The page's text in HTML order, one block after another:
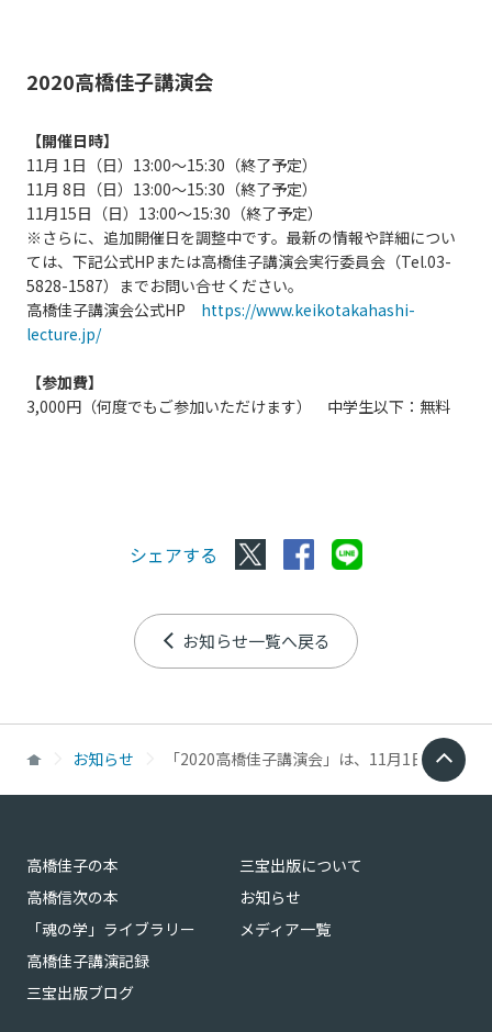
2020高橋佳子講演会
【開催日時】
11月 1日（日）13:00～15:30（終了予定）
11月 8日（日）13:00～15:30（終了予定）
11月15日（日）13:00～15:30（終了予定）
※さらに、追加開催日を調整中です。最新の情報や詳細につい
ては、下記公式HPまたは高橋佳子講演会実行委員会（Tel.03-
5828-1587）までお問い合せください。
高橋佳子講演会公式HP https://www.keikotakahashi-
lecture.jp/
【参加費】
3,000円（何度でもご参加いただけます） 中学生以下：無料
シェアする
お知らせ一覧へ戻る
お知らせ 「2020高橋佳子講演会」は、11月1日（日）
高橋佳子の本
高橋信次の本
「魂の学」ライブラリー
高橋佳子講演記録
三宝出版ブログ
三宝出版について
お知らせ
メディア一覧